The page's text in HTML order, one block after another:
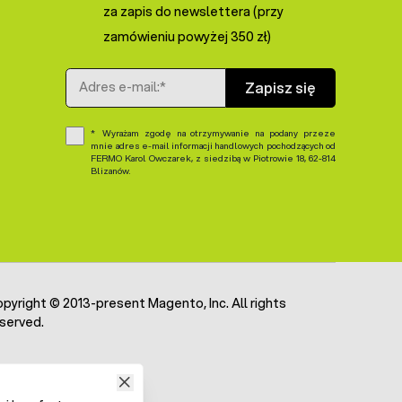
za zapis do newslettera (przy
zamówieniu powyżej 350 zł)
Adres e-mail
Zapisz się
Wyrażam zgodę na otrzymywanie na podany przeze
mnie adres e-mail informacji handlowych pochodzących od
FERMO Karol Owczarek, z siedzibą w Piotrowie 18, 62-814
Blizanów.
© 2013-present Magento, Inc. All rights